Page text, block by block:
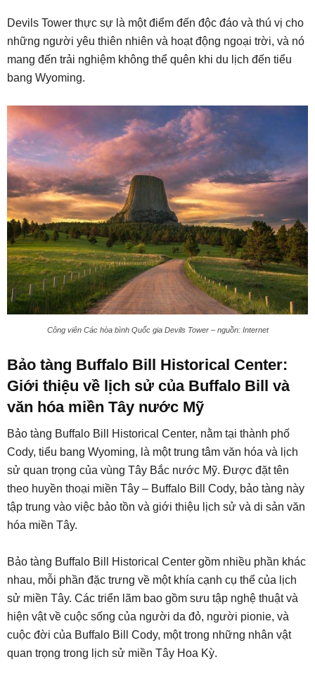
Devils Tower thực sự là một điểm đến độc đáo và thú vị cho
những người yêu thiên nhiên và hoạt động ngoại trời, và nó
mang đến trải nghiệm không thể quên khi du lịch đến tiểu
bang Wyoming.
Công viên Các hòa bình Quốc gia Devils Tower – nguồn: Internet
Bảo tàng Buffalo Bill Historical Center:
Giới thiệu về lịch sử của Buffalo Bill và
văn hóa miền Tây nước Mỹ
Bảo tàng Buffalo Bill Historical Center, nằm tại thành phố
Cody, tiểu bang Wyoming, là một trung tâm văn hóa và lịch
sử quan trọng của vùng Tây Bắc nước Mỹ. Được đặt tên
theo huyền thoại miền Tây – Buffalo Bill Cody, bảo tàng này
tập trung vào việc bảo tồn và giới thiệu lịch sử và di sản văn
hóa miền Tây.
Bảo tàng Buffalo Bill Historical Center gồm nhiều phần khác
nhau, mỗi phần đặc trưng về một khía cạnh cụ thể của lịch
sử miền Tây. Các triển lãm bao gồm sưu tập nghệ thuật và
hiện vật về cuộc sống của người da đỏ, người pionie, và
cuộc đời của Buffalo Bill Cody, một trong những nhân vật
quan trọng trong lịch sử miền Tây Hoa Kỳ.